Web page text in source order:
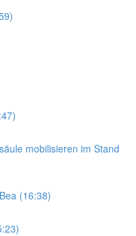
mobilisieren im Stand
(16:38)